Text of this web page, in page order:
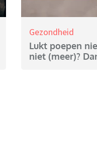
Gezondheid
Lukt poepen
niet (meer)?